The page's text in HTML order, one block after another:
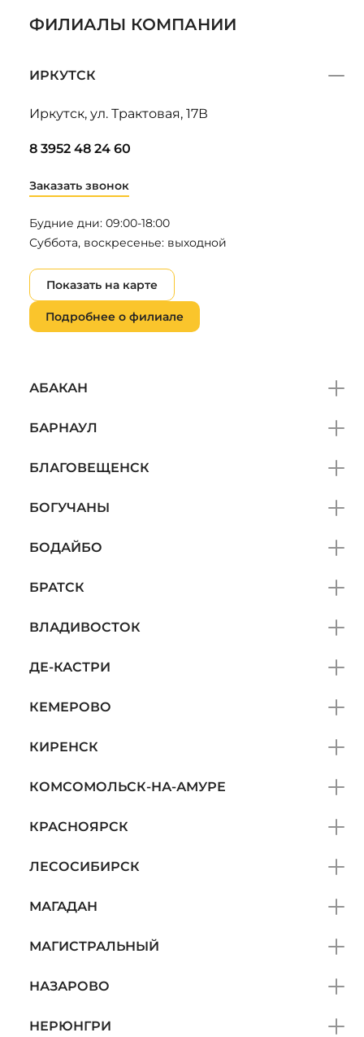
ФИЛИАЛЫ КОМПАНИИ
ИРКУТСК
Иркутск, ул. Трактовая, 17В
8 3952 48 24 60
Заказать звонок
Будние дни: 09:00-18:00
Суббота, воскресенье: выходной
Показать на карте
Подробнее о филиале
АБАКАН
БАРНАУЛ
БЛАГОВЕЩЕНСК
БОГУЧАНЫ
БОДАЙБО
БРАТСК
ВЛАДИВОСТОК
ДЕ-КАСТРИ
КЕМЕРОВО
КИРЕНСК
КОМСОМОЛЬСК-НА-АМУРЕ
КРАСНОЯРСК
ЛЕСОСИБИРСК
МАГАДАН
МАГИСТРАЛЬНЫЙ
НАЗАРОВО
НЕРЮНГРИ